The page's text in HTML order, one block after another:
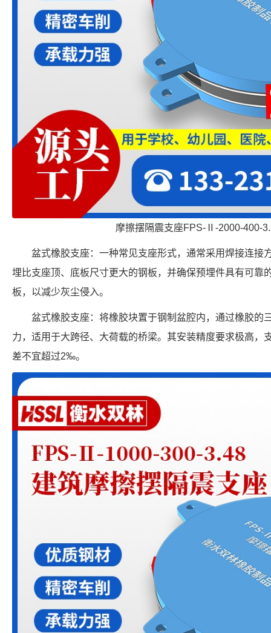
摩擦摆隔震支座FPS-Ⅱ-2000-400-
盆式橡胶支座：一种常见支座形式，通常采用焊接连接
埋比支座顶、底板尺寸更大的钢板，并确保预埋件具有可靠
板，以减少灰尘侵入。
盆式橡胶支座：将橡胶块置于钢制盆腔内，通过橡胶的
力，适用于大跨径、大荷载的桥梁。其安装精度要求极高，
差不宜超过2‰。